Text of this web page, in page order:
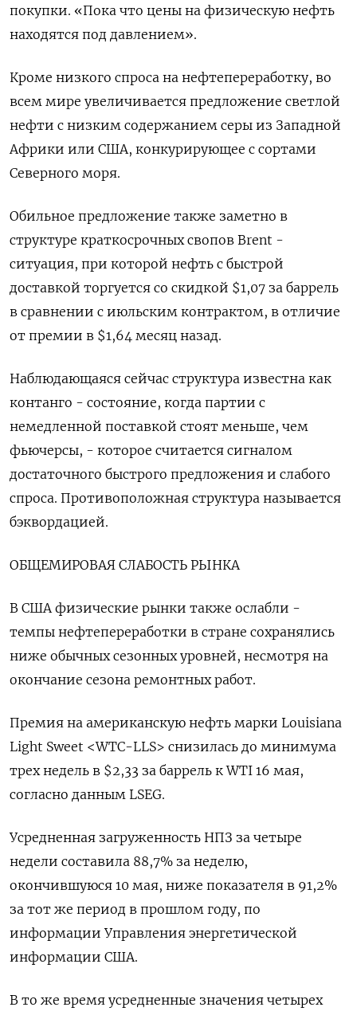
покупки. «Пока что цены на физическую нефть
находятся под давлением».
Кроме низкого спроса на нефтепереработку, во
всем мире увеличивается предложение светлой
нефти с низким содержанием серы из Западной
Африки или США, конкурирующее с сортами
Северного моря.
Обильное предложение также заметно в
структуре краткосрочных свопов Brent -
ситуация, при которой нефть с быстрой
доставкой торгуется со скидкой $1,07 за баррель
в сравнении с июльским контрактом, в отличие
от премии в $1,64 месяц назад.
Наблюдающаяся сейчас структура известна как
контанго - состояние, когда партии с
немедленной поставкой стоят меньше, чем
фьючерсы, - которое считается сигналом
достаточного быстрого предложения и слабого
спроса. Противоположная структура называется
бэквордацией.
ОБЩЕМИРОВАЯ СЛАБОСТЬ РЫНКА
В США физические рынки также ослабли -
темпы нефтепереработки в стране сохранялись
ниже обычных сезонных уровней, несмотря на
окончание сезона ремонтных работ.
Премия на американскую нефть марки Louisiana
Light Sweet <WTC-LLS> снизилась до минимума
трех недель в $2,33 за баррель к WTI 16 мая,
согласно данным LSEG.
Усредненная загруженность НПЗ за четыре
недели составила 88,7% за неделю,
окончившуюся 10 мая, ниже показателя в 91,2%
за тот же период в прошлом году, по
информации Управления энергетической
информации США.
В то же время усредненные значения четырех